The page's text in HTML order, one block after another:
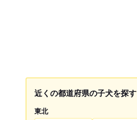
近くの都道府県の子犬を探す
東北